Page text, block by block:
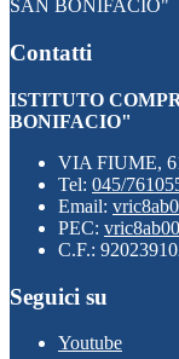
SAN BONIFACIO"
Contatti
ISTITUTO
BONIFACIO"
VIA FIUME,
Tel: 045/
Email:
PEC:
C.F.:
Seguici su
Youtube